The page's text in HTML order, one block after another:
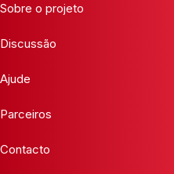
Sobre o projeto
Discussão
Ajude
Parceiros
Contacto